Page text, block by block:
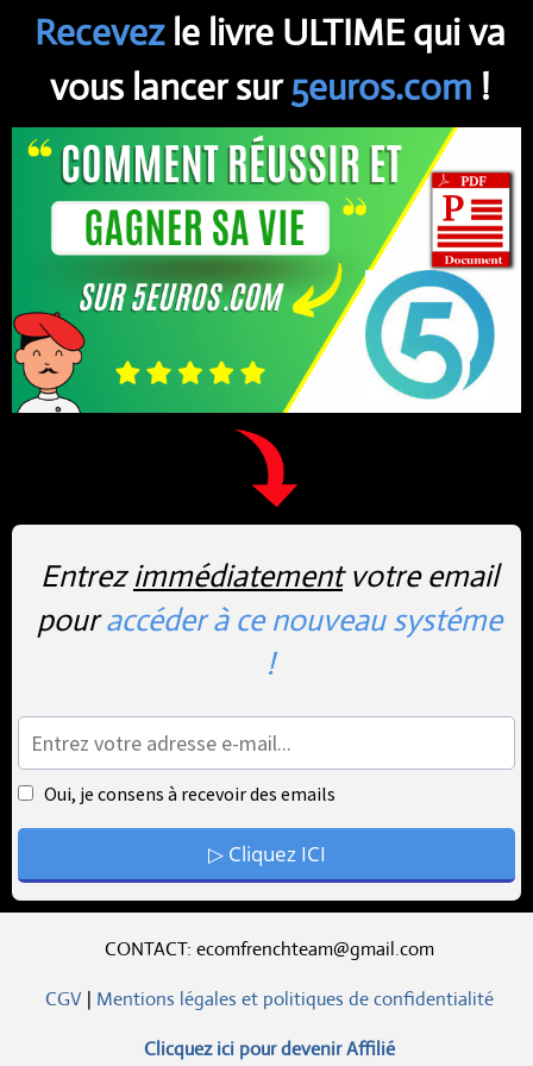
Recevezle livre ULTIME qui va
vous lancer sur5euros.com !
Entrezimmédiatementvotre email
pouraccéder à ce nouveau systéme
!
Oui, je consens à recevoir des emails
▷ Cliquez ICI
CONTACT: ecomfrenchteam@gmail.com
CGV | Mentions légales et politiques de confidentialité
Clicquez ici pour devenir Affilié